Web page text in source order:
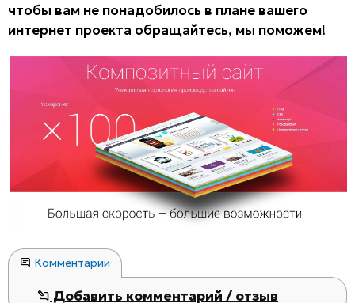
чтобы вам не понадобилось в плане вашего
интернет проекта обращайтесь, мы поможем!
Комментарии
Добавить комментарий / отзыв